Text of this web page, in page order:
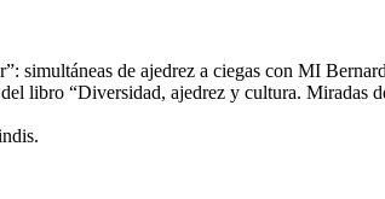
simultáneas de ajedrez a ciegas con MI
libro “Diversidad, ajedrez y cultura. Miradas